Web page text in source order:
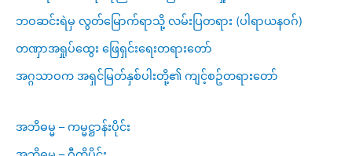
ဘဝဆင်းရဲမှ လွတ်မြောက်ရာသို့ လမ်းပြတရား (ပါရာယနဝဂ်)
တဏှာအရှုပ်ထွေး ဖြေရှင်းရေးတရားတော်
အဂ္ဂသာဝက အရှင်မြတ်နှစ်ပါးတို့၏ ကျင့်စဥ်တရားတော်
အဘိဓမ္မ – ကမ္မဋ္ဌာန်းပိုင်း